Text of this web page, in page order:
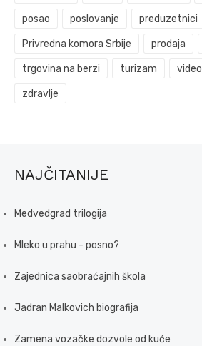
posao poslovanje preduzetnici
Privredna komora Srbije prodaja
trgovina na berzi turizam video
zdravlje
NAJČITANIJE
Medvedgrad trilogija
Mleko u prahu - posno?
Zajednica saobraćajnih škola
Jadran Malkovich biografija
Zamena vozačke dozvole od kuće